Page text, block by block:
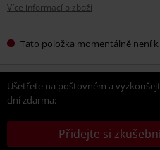
Více informací o zboží
Tato položka momentálně není k
Ušetřete na poštovném a
dní zdarma:
Přidejte si